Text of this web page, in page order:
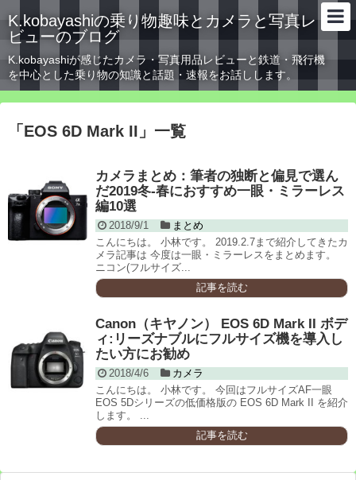
K.kobayashiの乗り物趣味とカメラと写真レ
ビューのブログ
K.kobayashiが感じたカメラ・写真用品レビューと鉄道・飛行機
を中心とした乗り物の知識と話題・速報をお話しします。
「 EOS 6D Mark II 」 一覧
カメラまとめ：筆者の独断と偏見で選ん
だ2019冬-春におすすめ一眼・ミラーレス
編10選
2018/9/1
まとめ
こんにちは。 小林です。 2019.2.7まで紹介してきたカ
メラ記事は 今度は一眼・ミラーレスをまとめます。
ニコン(フルサイズ...
記事を読む
Canon（キヤノン） EOS 6D Mark II ボデ
ィ:リーズナブルにフルサイズ機を導入し
たい方にお勧め
2018/4/6
カメラ
こんにちは。 小林です。 今回はフルサイズAF一眼
EOS 5Dシリーズの低価格版の EOS 6D Mark II を紹介
します。 ...
記事を読む